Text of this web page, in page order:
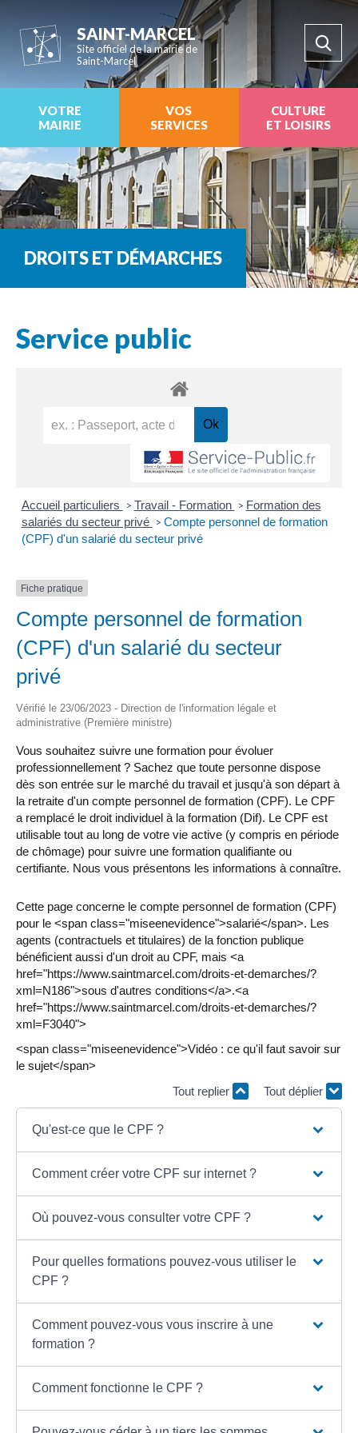
SAINT-MARCEL
Site officiel de la mairie de
Saint-Marcel
VOTRE
MAIRIE
VOS
SERVICES
CULTURE
ET LOISIRS
DROITS ET DÉMARCHES
Service public
Accueil particuliers > Travail - Formation > Formation des
salariés du secteur privé > Compte personnel de formation
(CPF) d'un salarié du secteur privé
Fiche pratique
Compte personnel de formation
(CPF) d'un salarié du secteur
privé
Vérifié le 23/06/2023 - Direction de l'information légale et
administrative (Première ministre)
Vous souhaitez suivre une formation pour évoluer
professionnellement ? Sachez que toute personne dispose
dès son entrée sur le marché du travail et jusqu'à son départ à
la retraite d'un compte personnel de formation (CPF). Le CPF
a remplacé le droit individuel à la formation (Dif). Le CPF est
utilisable tout au long de votre vie active (y compris en période
de chômage) pour suivre une formation qualifiante ou
certifiante. Nous vous présentons les informations à connaître.
Cette page concerne le compte personnel de formation (CPF)
pour le <span class="miseenevidence">salarié</span>. Les
agents (contractuels et titulaires) de la fonction publique
bénéficient aussi d'un droit au CPF, mais <a
href="https://www.saintmarcel.com/droits-et-demarches/?
xml=N186">sous d'autres conditions</a>.<a
href="https://www.saintmarcel.com/droits-et-demarches/?
xml=F3040">
<span class="miseenevidence">Vidéo : ce qu'il faut savoir sur
le sujet</span>
Tout replier
Tout déplier
Qu'est-ce que le CPF ?
Comment créer votre CPF sur internet ?
Où pouvez-vous consulter votre CPF ?
Pour quelles formations pouvez-vous utiliser le
CPF ?
Comment pouvez-vous vous inscrire à une
formation ?
Comment fonctionne le CPF ?